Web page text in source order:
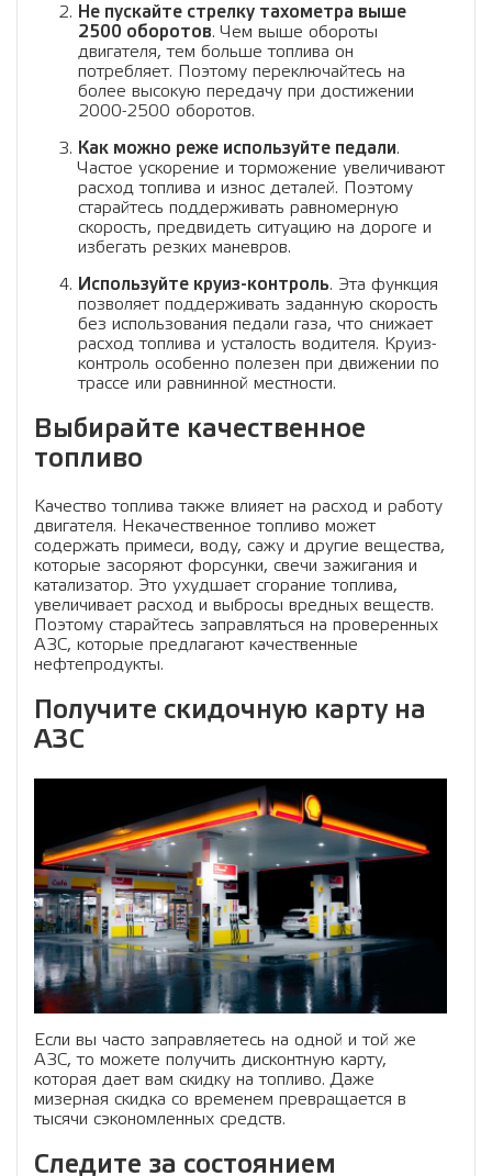
Не пускайте стрелку тахометра выше
2500 оборотов. Чем выше обороты
двигателя, тем больше топлива он
потребляет. Поэтому переключайтесь на
более высокую передачу при достижении
2000-2500 оборотов.
Как можно реже используйте педали.
Частое ускорение и торможение увеличивают
расход топлива и износ деталей. Поэтому
старайтесь поддерживать равномерную
скорость, предвидеть ситуацию на дороге и
избегать резких маневров.
Используйте круиз-контроль. Эта функция
позволяет поддерживать заданную скорость
без использования педали газа, что снижает
расход топлива и усталость водителя. Круиз-
контроль особенно полезен при движении по
трассе или равнинной местности.
Выбирайте качественное
топливо
Качество топлива также влияет на расход и работу
двигателя. Некачественное топливо может
содержать примеси, воду, сажу и другие вещества,
которые засоряют форсунки, свечи зажигания и
катализатор. Это ухудшает сгорание топлива,
увеличивает расход и выбросы вредных веществ.
Поэтому старайтесь заправляться на проверенных
АЗС, которые предлагают качественные
нефтепродукты.
Получите скидочную карту на
АЗС
Если вы часто заправляетесь на одной и той же
АЗС, то можете получить дисконтную карту,
которая дает вам скидку на топливо. Даже
мизерная скидка со временем превращается в
тысячи сэкономленных средств.
Следите за состоянием